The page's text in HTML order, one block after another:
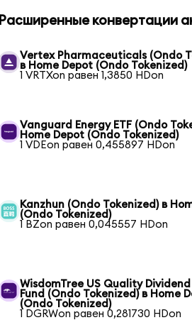
Расширенные конвертации
Vertex Pharmaceuticals (Ondo
в Home Depot (Ondo Tokenized)
1 VRTXon равен 1,3850 HDon
Vanguard Energy ETF (Ondo
Home Depot (Ondo Tokenized)
1 VDEon равен 0,455897 HDon
Kanzhun (Ondo Tokenized) в
(Ondo Tokenized)
1 BZon равен 0,045557 HDon
WisdomTree US Quality
Fund (Ondo Tokenized) в Home
(Ondo Tokenized)
1 DGRWon равен 0,281730 HDon